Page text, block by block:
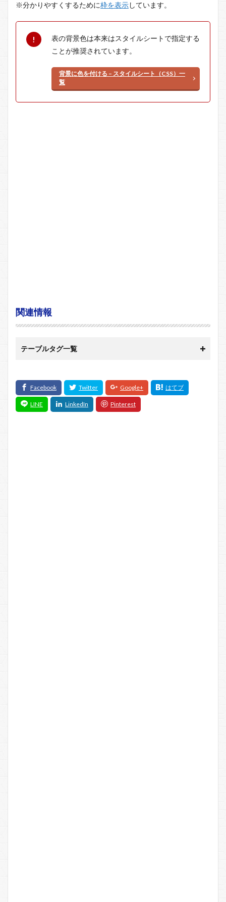
※分かりやすくするために枠を表示しています。
表の背景色は本来はスタイルシートで指定する
ことが推奨されています。
背景に色を付ける – スタイルシート（CSS）一
覧
関連情報
テーブルタグ一覧